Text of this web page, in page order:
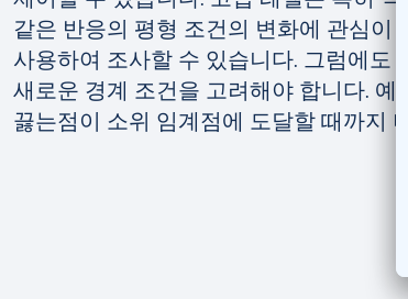
같은 반응의 평형 조건의 변화에 관심이
사용하여 조사할 수 있습니다. 그럼에도
새로운 경계 조건을 고려해야 합니다. 예
끓는점이
소위 임계점에 도달할 때까지